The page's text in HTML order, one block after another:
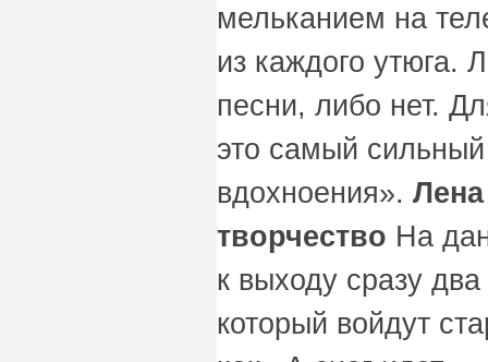
мельканием на
из каждого утюга.
песни, либо нет.
это самый
вдохноения».
творчество На
к выходу сразу
который войдут